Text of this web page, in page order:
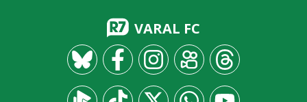
VARAL FC